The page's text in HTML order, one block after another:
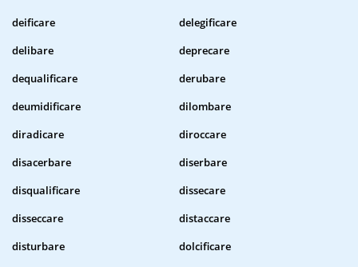
deificare
delegificare
delibare
deprecare
dequalificare
derubare
deumidificare
dilombare
diradicare
diroccare
disacerbare
diserbare
disqualificare
dissecare
disseccare
distaccare
disturbare
dolcificare